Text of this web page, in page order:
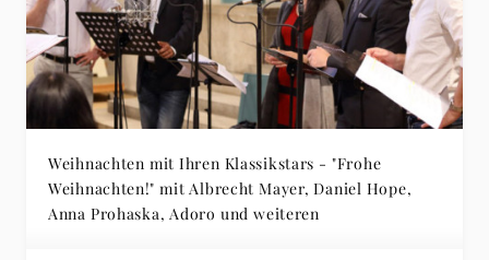
Weihnachten mit Ihren Klassikstars - "Frohe
Weihnachten!" mit Albrecht Mayer, Daniel Hope,
Anna Prohaska, Adoro und weiteren